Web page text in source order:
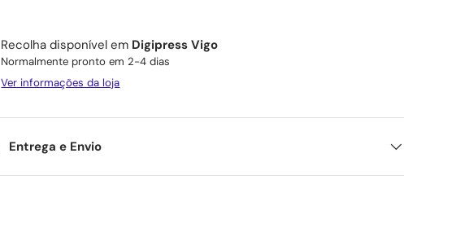
Recolha disponível em Digipress Vigo
Normalmente pronto em 2-4 dias
Ver informações da loja
Entrega e Envio